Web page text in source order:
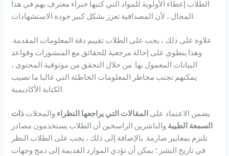
الطلاب إعطاء الأولوية للمواد التي كتبها خبراء معترف بهم في هذا
المجال ، لأن المصداقية تعزز بشكل كبير جودة الاستشهادات.
علاوة على ذلك ، يجب على الطلاب تقييم دقة المعلومات المقدمة.
وهذا ينطوي على إحالة مرجعية للحقائق مع المنشورات وقواعد
البيانات المعمول بها. من خلال التحقق من موثوقية المحتوى ،
يمكنهم تجنب مخاطر المعلومات الخاطئة التي غالبا ما تصيب
الكتابة الأكاديمية.
يضمن الاعتماد على المقالات التي يراجعها النظراء والمجلات ذات
السمعة الطيبة والناشرين الراسخين أن الطلاب يستخدمون مصادر
تلتزم بمعايير صارمة. بالإضافة إلى ذلك ، يجب على الطلاب النظر
في تاريخ النشر ؛ يمكن أن تؤدي الموارد القديمة إلى دمج وجهات